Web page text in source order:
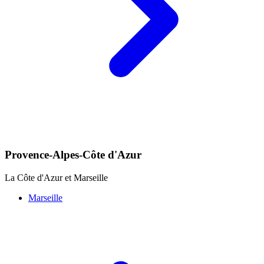
Provence-Alpes-Côte d'Azur
La Côte d'Azur et Marseille
Marseille